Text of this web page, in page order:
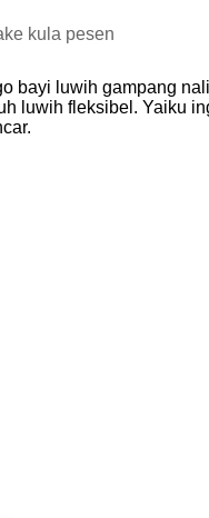
kula pesen
bayi luwih gampang
luwih fleksibel. Yaiku